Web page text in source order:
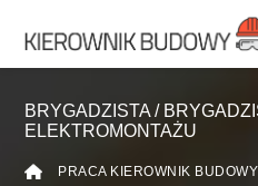
BRYGADZISTA /
ELEKTROMONTAŻU
PRACA KIEROWNIK BUDOWY